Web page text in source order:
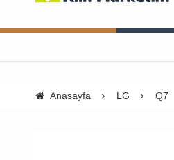
Anasayfa LG Q7